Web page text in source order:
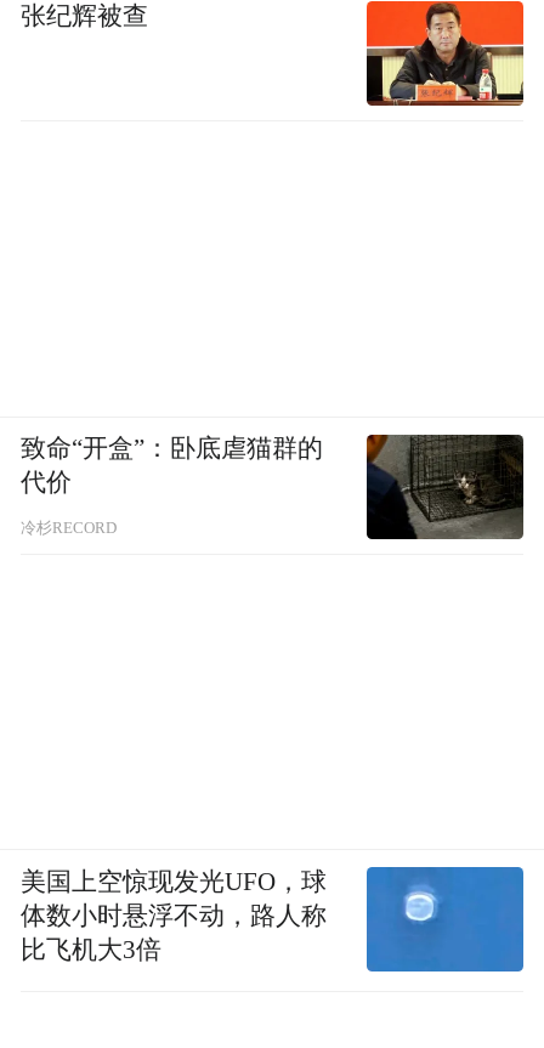
张纪辉被查
致命“开盒”：卧底虐猫群的
代价
冷杉RECORD
美国上空惊现发光UFO，球
体数小时悬浮不动，路人称
比飞机大3倍